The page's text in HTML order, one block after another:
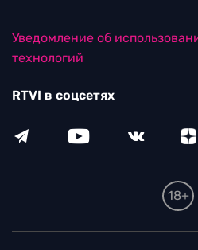
Уведомление об
технологий
RTVI в соцсетях
18+